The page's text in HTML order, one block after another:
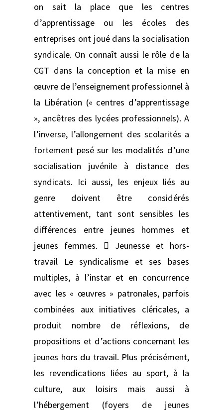
on sait la place que les centres
d’apprentissage ou les écoles des
entreprises ont joué dans la socialisation
syndicale. On connaît aussi le rôle de la
CGT dans la conception et la mise en
œuvre de l’enseignement professionnel à
la Libération (« centres d’apprentissage
», ancêtres des lycées professionnels). A
l’inverse, l’allongement des scolarités a
fortement pesé sur les modalités d’une
socialisation juvénile à distance des
syndicats. Ici aussi, les enjeux liés au
genre doivent être considérés
attentivement, tant sont sensibles les
différences entre jeunes hommes et
jeunes femmes.  Jeunesse et hors-
travail Le syndicalisme et ses bases
multiples, à l’instar et en concurrence
avec les « œuvres » patronales, parfois
combinées aux initiatives cléricales, a
produit nombre de réflexions, de
propositions et d’actions concernant les
jeunes hors du travail. Plus précisément,
les revendications liées au sport, à la
culture, aux loisirs mais aussi à
l’hébergement (foyers de jeunes